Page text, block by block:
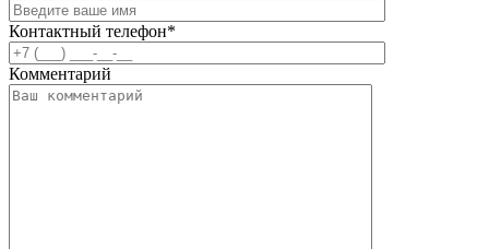
Контактный телефон*
Комментарий